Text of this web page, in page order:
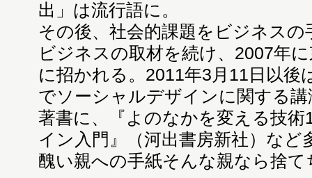
出」は流行語に。
その後、社会的課題をビジネス
ビジネスの取材を続け、2007年
に招かれる。2011年3月11日以後
でソーシャルデザインに関する
著書に、『よのなかを変える技
イン入門』（河出書房新社）など
醜い親への手紙そんな親なら捨